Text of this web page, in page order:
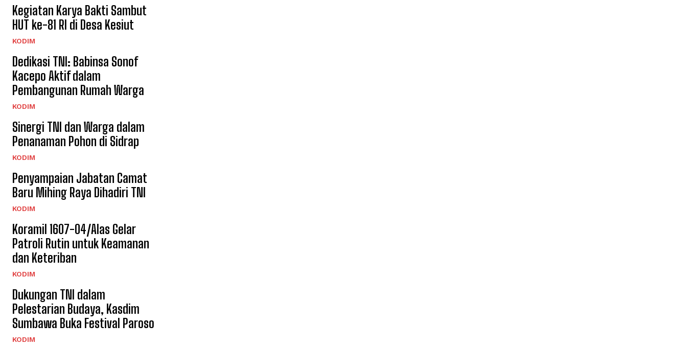
Kegiatan Karya Bakti Sambut
HUT ke-81 RI di Desa Kesiut
KODIM
Dedikasi TNI: Babinsa Sonof
Kacepo Aktif dalam
Pembangunan Rumah Warga
KODIM
Sinergi TNI dan Warga dalam
Penanaman Pohon di Sidrap
KODIM
Penyampaian Jabatan Camat
Baru Mihing Raya Dihadiri TNI
KODIM
Koramil 1607-04/Alas Gelar
Patroli Rutin untuk Keamanan
dan Keteriban
KODIM
Dukungan TNI dalam
Pelestarian Budaya, Kasdim
Sumbawa Buka Festival Paroso
KODIM